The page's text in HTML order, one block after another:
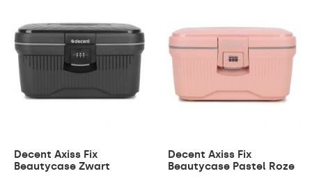
Decent Axiss Fix
Beautycase Zwart
Decent Axiss Fix
Beautycase Pastel Roze